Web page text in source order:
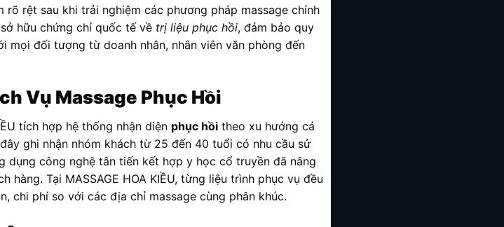
rõ rệt sau khi trải nghiệm các phương pháp massage chính
hữu chứng chỉ quốc tế về trị liệu phục hồi, đảm bảo quy
đối tượng từ doanh nhân, nhân viên văn phòng đến
Vụ Massage Phục Hồi
tích hợp hệ thống nhận diện phục hồi theo xu hướng cá
ghi nhận nhóm khách từ 25 đến 40 tuổi có nhu cầu sử
dụng công nghệ tân tiến kết hợp y học cổ truyền đã nâng
Tại MASSAGE HOA KIỀU, từng liệu trình phục vụ đều
chi phí so với các địa chỉ massage cùng phân khúc.